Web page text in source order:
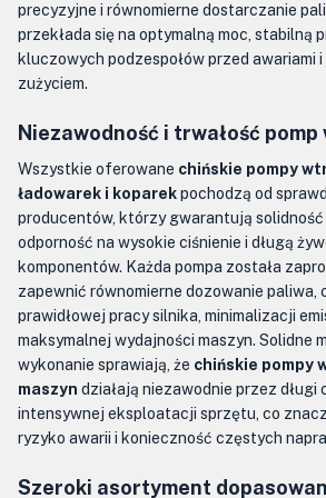
precyzyjne i równomierne dostarczanie
przekłada się na optymalną moc, stabilną
kluczowych podzespołów przed awariami i
zużyciem.
Niezawodność i trwałość
Wszystkie oferowane chińskie pompy
ładowarek i koparekpochodzą od
producentów, którzy gwarantują solidność
odporność na wysokie ciśnienie i długą
komponentów. Każda pompa została
zapewnić równomierne dozowanie paliwa,
prawidłowej pracy silnika, minimalizacji
maksymalnej wydajności maszyn. Solidne
wykonanie sprawiają, że chińskie pompy
maszyn działają niezawodnie przez długi
intensywnej eksploatacji sprzętu, co
ryzyko awarii i konieczność częstych
Szeroki asortyment